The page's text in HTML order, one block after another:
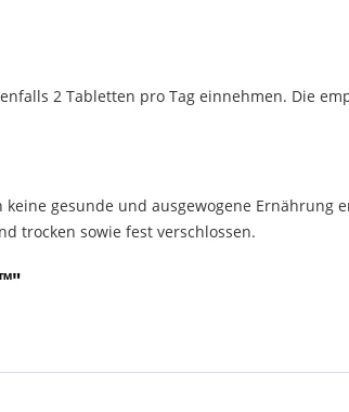
2 Tabletten pro Tag einnehmen. Die
gesunde und ausgewogene Ernährung
trocken sowie fest verschlossen.